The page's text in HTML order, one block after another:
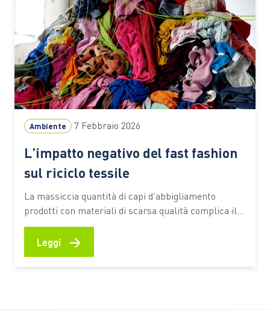
Ambiente 7 Febbraio 2026
L’impatto negativo del fast fashion
sul riciclo tessile
La massiccia quantità di capi d’abbigliamento
prodotti con materiali di scarsa qualità complica il
recupero e il riutilizzo delle fibre Il fenomeno del
fast fashion sta avendo un impatto negativo sul
Leggi →